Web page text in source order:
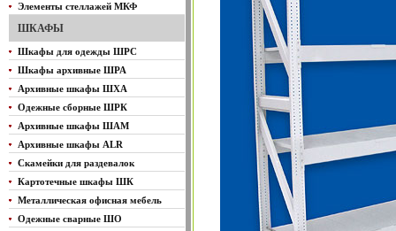
Элементы стеллажей МКФ
ШКАФЫ
Шкафы для одежды ШРС
Шкафы архивные ШРА
Архивные шкафы ШХА
Одежные сборные ШРК
Архивные шкафы ШАМ
Архивные шкафы ALR
Скамейки для раздевалок
Картотечные шкафы ШК
Металлическая офисная мебель
Одежные сварные ШО